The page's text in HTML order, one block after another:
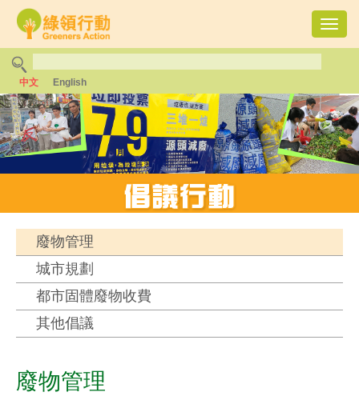
中文 English
廢物管理
城市規劃
都市固體廢物收費
其他倡議
廢物管理